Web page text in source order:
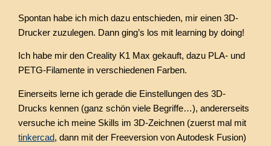
Spontan habe ich mich dazu entschieden, mir einen 3D-
Drucker zuzulegen. Dann ging’s los mit learning by doing!
Ich habe mir den Creality K1 Max gekauft, dazu PLA- und
PETG-Filamente in verschiedenen Farben.
Einerseits lerne ich gerade die Einstellungen des 3D-
Drucks kennen (ganz schön viele Begriffe…), andererseits
versuche ich meine Skills im 3D-Zeichnen (zuerst mal mit
tinkercad, dann mit der Freeversion von Autodesk Fusion)